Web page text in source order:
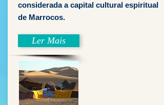
considerada a capital cultural espiritual
de Marrocos.
Ler Mais